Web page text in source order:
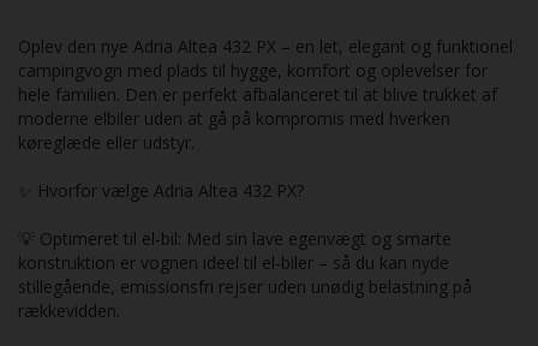
Oplev den nye Adria Altea 432 PX – en let, elegant og funktionel
campingvogn med plads til hygge, komfort og oplevelser for
hele familien. Den er perfekt afbalanceret til at blive trukket af
moderne elbiler uden at gå på kompromis med hverken
køreglæde eller udstyr.
✨ Hvorfor vælge Adria Altea 432 PX?
💡 Optimeret til el‑bil: Med sin lave egenvægt og smarte
konstruktion er vognen ideel til el‑biler – så du kan nyde
stillegående, emissionsfri rejser uden unødig belastning på
rækkevidden.